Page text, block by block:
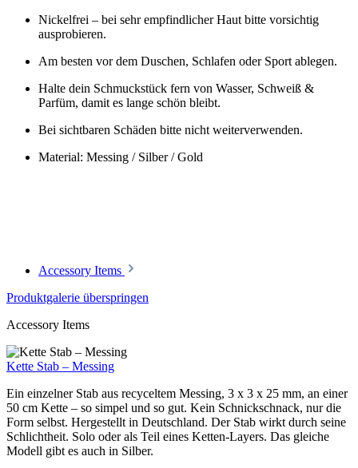
Nickelfrei – bei sehr empfindlicher Haut bitte vorsichtig
ausprobieren.
Am besten vor dem Duschen, Schlafen oder Sport ablegen.
Halte dein Schmuckstück fern von Wasser, Schweiß &
Parfüm, damit es lange schön bleibt.
Bei sichtbaren Schäden bitte nicht weiterverwenden.
Material: Messing / Silber / Gold
Accessory Items
Produktgalerie überspringen
Accessory Items
Kette Stab – Messing
Ein einzelner Stab aus recyceltem Messing, 3 x 3 x 25 mm, an einer
50 cm Kette – so simpel und so gut. Kein Schnickschnack, nur die
Form selbst. Hergestellt in Deutschland. Der Stab wirkt durch seine
Schlichtheit. Solo oder als Teil eines Ketten-Layers. Das gleiche
Modell gibt es auch in Silber.